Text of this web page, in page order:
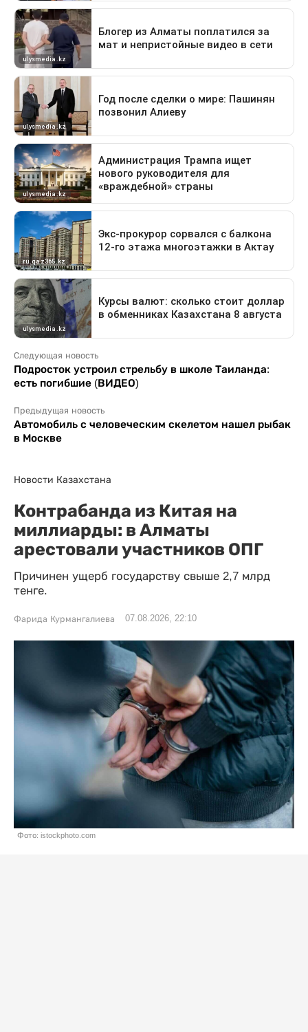
Следующая новость
Подросток устроил стрельбу в школе Таиланда:
есть погибшие (ВИДЕО)
Предыдущая новость
Автомобиль с человеческим скелетом нашел рыбак
в Москве
Новости Казахстана
Контрабанда из Китая на
миллиарды: в Алматы
арестовали участников ОПГ
Причинен ущерб государству свыше 2,7 млрд
тенге.
Фарида Курмангалиева 07.08.2026, 22:10
Фото: istockphoto.com